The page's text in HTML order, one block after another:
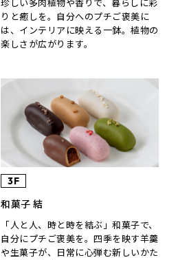
珍しい多肉植物や香りで、暮らしに彩
りと癒しを。自分へのプチご褒美に
は、インテリアに映える一鉢。植物の
楽しさが広がります。
3F
和菓子 結
「人と人、時と時を結ぶ」和菓子で、
自分にプチご褒美を。四季を映す羊羹
や生菓子が、日常に心弾む新しいかた